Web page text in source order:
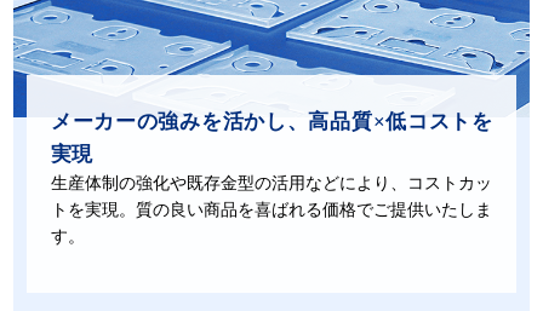
メーカーの強みを活かし、高品質×低コストを
実現
生産体制の強化や既存金型の活用などにより、コストカッ
トを実現。質の良い商品を喜ばれる価格でご提供いたしま
す。